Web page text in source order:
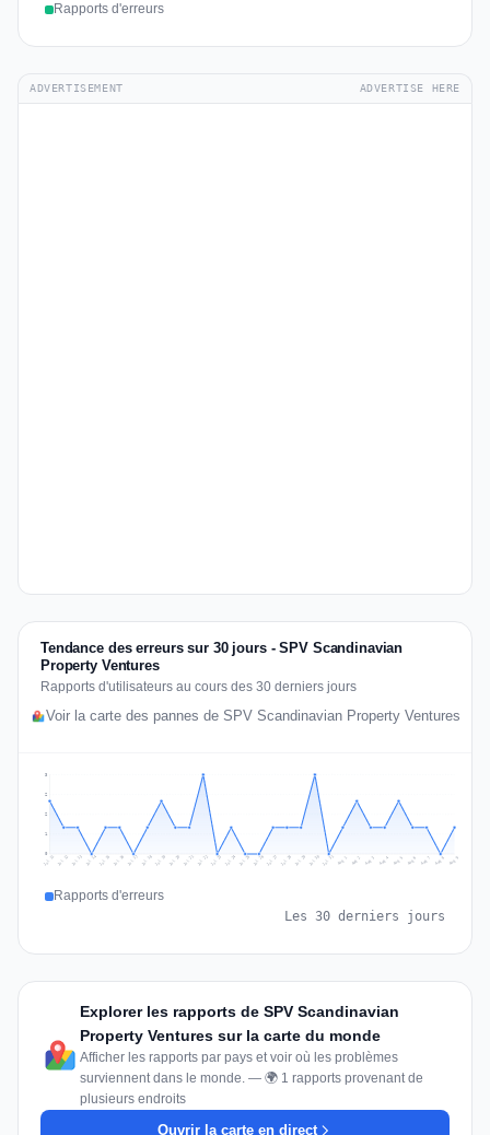
Rapports d'erreurs
ADVERTISEMENT ADVERTISE HERE
Tendance des erreurs sur 30 jours - SPV Scandinavian
Property Ventures
Rapports d'utilisateurs au cours des 30 derniers jours
Voir la carte des pannes de SPV Scandinavian Property Ventures
1
2
2
3
Jul 11 Jul 12 Jul 13 Jul 14 Jul 15 Jul 16 Jul 17 Jul 18 Jul 19 Jul 20 Jul 21 Jul 22 Jul 23 Jul 24 Jul 25 Jul 26 Jul 27 Jul 28 Jul 29 Jul 30 Jul 31 Aug 1 Aug 2 Aug 3 Aug 4 Aug 5 Aug 6 Aug 7 Aug 8 Aug 9
Rapports d'erreurs
Les 30 derniers jours
Explorer les rapports de SPV Scandinavian
Property Ventures sur la carte du monde
Afficher les rapports par pays et voir où les problèmes
surviennent dans le monde. — 🌍 1 rapports provenant de
plusieurs endroits
Ouvrir la carte en direct